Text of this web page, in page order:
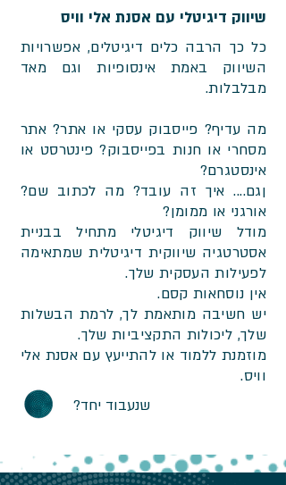
שיווק דיגיטלי עם אסנת אלי וויס
כל כך הרבה כלים דיגיטלים, אפשרויות
השיווק באמת אינסופיות וגם מאד
מבלבלות.
מה עדיף? פייסבוק עסקי או אתר? אתר
מסחרי או חנות בפייסבוק? פינטרסט או
אינסטגרם?
ןגם.... איך זה עובד? מה לכתוב שם?
אורגני או ממומן?
מודל שיווק דיגיטלי מתחיל בבניית
אסטרטגיה שיווקית דיגיטלית שמתאימה
לפעילות העסקית שלך.
אין נוסחאות קסם.
יש חשיבה מותאמת לך, לרמת הבשלות
שלך, ליכולות התקציביות שלך.
מוזמנת ללמוד או להתייעץ עם אסנת אלי
וויס.
שנעבוד יחד?